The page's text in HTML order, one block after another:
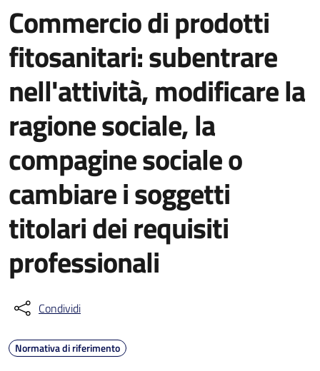
Commercio di prodotti
fitosanitari: subentrare
nell'attività, modificare la
ragione sociale, la
compagine sociale o
cambiare i soggetti
titolari dei requisiti
professionali
Condividi
Normativa di riferimento